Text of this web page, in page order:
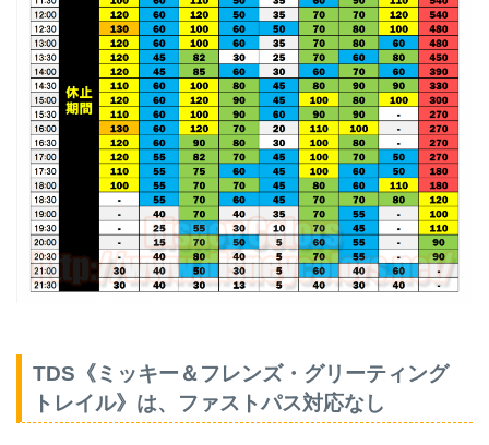
TDS《ミッキー＆フレンズ・グリーティング
トレイル》は、ファストパス対応なし